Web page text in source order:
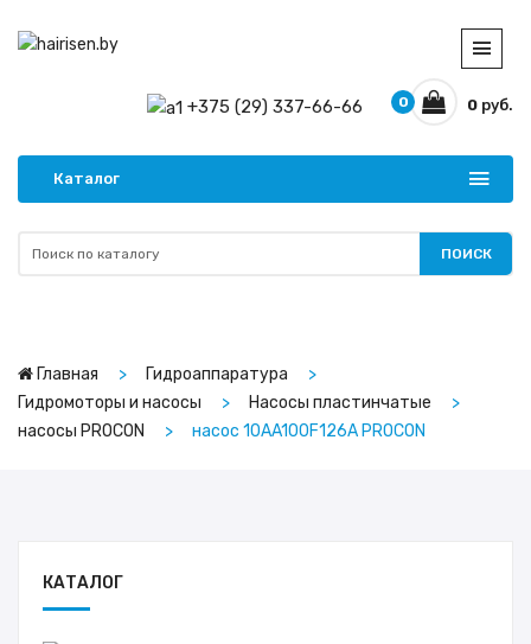
+375 (29) 337-66-66 0 руб.
0
Каталог
ПОИСК
Главная
Гидроаппаратура
Гидромоторы и насосы
Насосы пластинчатые
насосы PROCON
насос 10AA100F126A PROCON
КАТАЛОГ